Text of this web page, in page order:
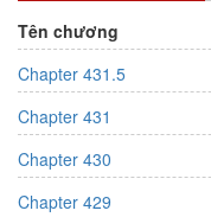
Tên chương
Chapter 431.5
Chapter 431
Chapter 430
Chapter 429